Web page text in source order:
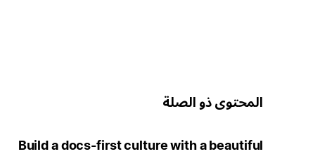
المحتوى ذو الصلة
Build a docs-first culture with a beautiful